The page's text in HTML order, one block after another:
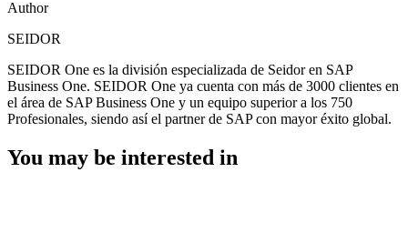
Author
SEIDOR
SEIDOR One es la división especializada de Seidor en SAP
Business One. SEIDOR One ya cuenta con más de 3000 clientes en
el área de SAP Business One y un equipo superior a los 750
Profesionales, siendo así el partner de SAP con mayor éxito global.
You may be interested in